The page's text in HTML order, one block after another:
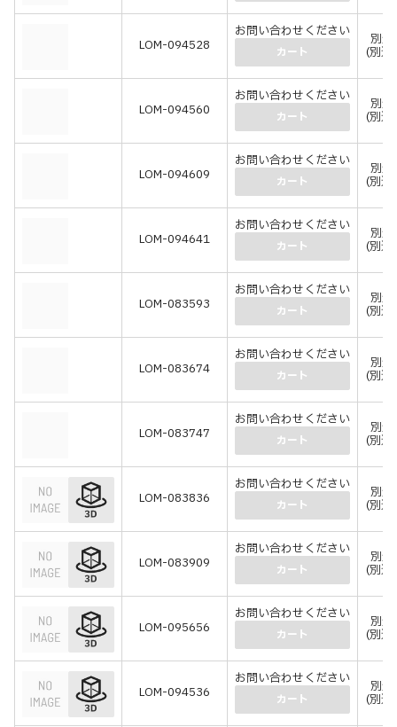
LOM-094528
お問い合わせください
カート
別途
(別途
LOM-094560
お問い合わせください
カート
別途
(別途
LOM-094609
お問い合わせください
カート
別途
(別途
LOM-094641
お問い合わせください
カート
別途
(別途
LOM-083593
お問い合わせください
カート
別途
(別途
LOM-083674
お問い合わせください
カート
別途
(別途
LOM-083747
お問い合わせください
カート
別途
(別途
LOM-083836
お問い合わせください
カート
別途
(別途
LOM-083909
お問い合わせください
カート
別途
(別途
LOM-095656
お問い合わせください
カート
別途
(別途
LOM-094536
お問い合わせください
カート
別途
(別途